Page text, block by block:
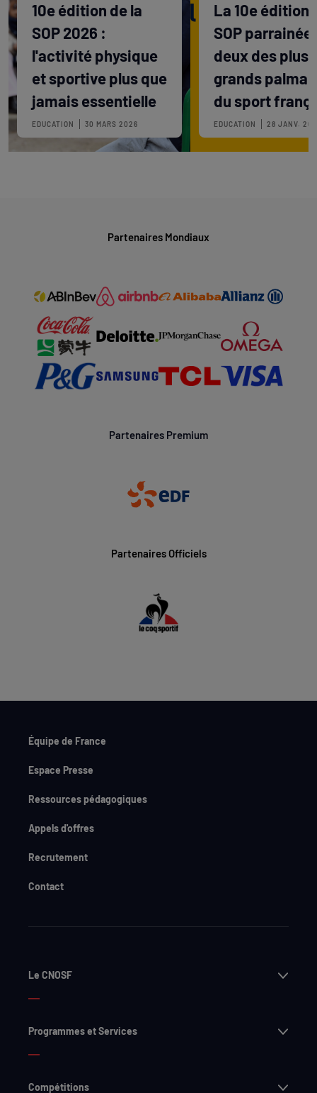
10e édition de la
SOP 2026 :
l'activité physique
et sportive plus que
jamais essentielle
EDUCATION 30 MARS 2026
La 10e édition
SOP parrainée
deux des plus
grands
du sport
EDUCATION 28 JANV.
Partenaires Mondiaux
Partenaires Premium
Partenaires Officiels
Équipe de France
Espace Presse
Ressources pédagogiques
Appels d'offres
Recrutement
Contact
Le CNOSF
Programmes et Services
Compétitions